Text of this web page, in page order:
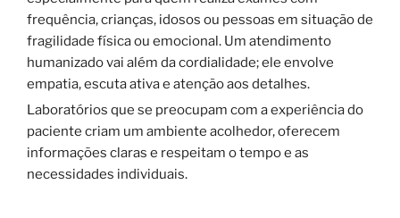
frequência, crianças, idosos ou pessoas em situação de
fragilidade física ou emocional. Um atendimento
humanizado vai além da cordialidade; ele envolve
empatia, escuta ativa e atenção aos detalhes.
Laboratórios que se preocupam com a experiência do
paciente criam um ambiente acolhedor, oferecem
informações claras e respeitam o tempo e as
necessidades individuais.